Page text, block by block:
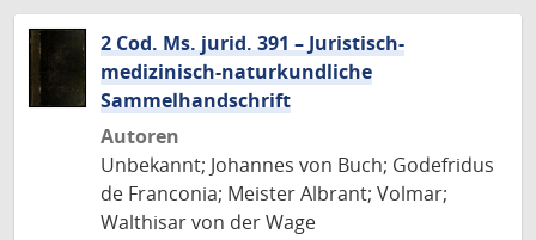
2 Cod. Ms. jurid. 391 – Juristisch-
medizinisch-naturkundliche
Sammelhandschrift
Autoren
Unbekannt; Johannes von Buch; Godefridus
de Franconia; Meister Albrant; Volmar;
Walthisar von der Wage